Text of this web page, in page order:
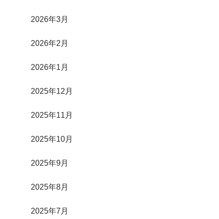
2026年3月
2026年2月
2026年1月
2025年12月
2025年11月
2025年10月
2025年9月
2025年8月
2025年7月